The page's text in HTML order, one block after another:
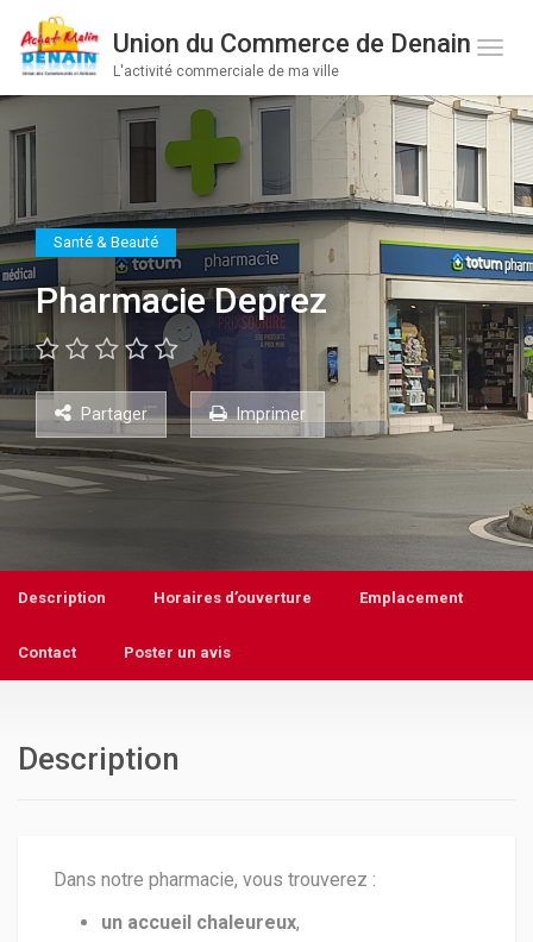
Union du Commerce de Denain
L'activité commerciale de ma ville
Toge
Santé & Beauté
Pharmacie Deprez
Partager Imprimer
Description Horaires d’ouverture Emplacement
Contact Poster un avis
Description
Dans notre pharmacie, vous trouverez :
un accueil chaleureux,